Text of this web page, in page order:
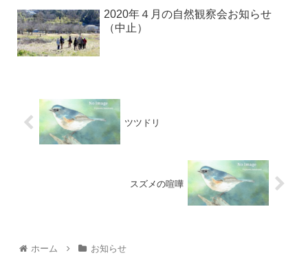
2020年４月の自然観察会お知らせ
（中止）
ツツドリ
スズメの喧嘩
ホーム お知らせ